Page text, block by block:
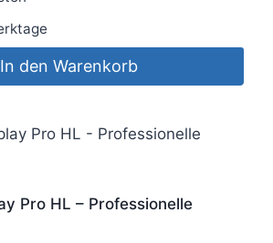
In den Warenkorb
Pro HL – Professionelle